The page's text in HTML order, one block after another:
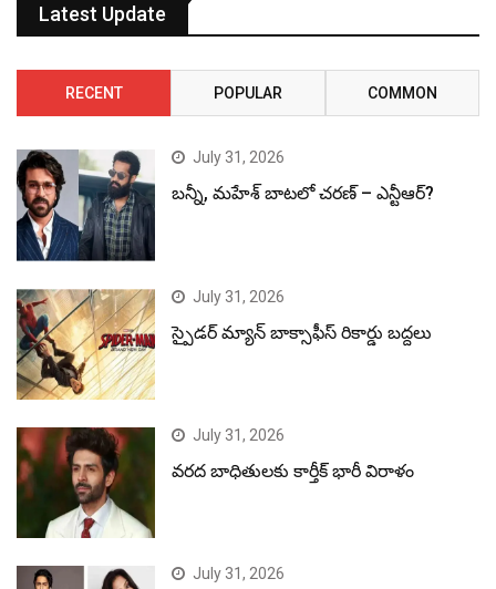
Latest Update
RECENT POPULAR COMMON
July 31, 2026
బన్నీ, మహేశ్ బాటలో చరణ్ – ఎన్టీఆర్?
July 31, 2026
స్పైడర్ మ్యాన్ బాక్సాఫీస్ రికార్డు బద్దలు
July 31, 2026
వరద బాధితులకు కార్తీక్ భారీ విరాళం
July 31, 2026